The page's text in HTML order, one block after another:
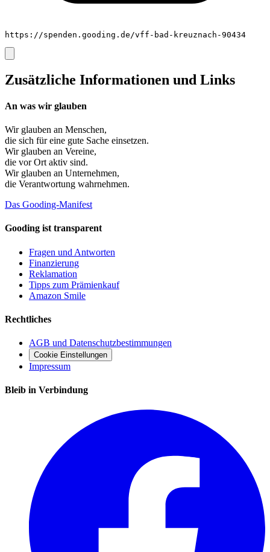
https://spenden.gooding.de/vff-bad-kreuznach-90434
Zusätzliche Informationen und Links
An was wir glauben
Wir glauben an Menschen,
die sich für eine gute Sache einsetzen.
Wir glauben an Vereine,
die vor Ort aktiv sind.
Wir glauben an Unternehmen,
die Verantwortung wahrnehmen.
Das Gooding-Manifest
Gooding ist transparent
Fragen und Antworten
Finanzierung
Reklamation
Tipps zum Prämienkauf
Amazon Smile
Rechtliches
AGB und Datenschutzbestimmungen
Cookie Einstellungen
Impressum
Bleib in Verbindung